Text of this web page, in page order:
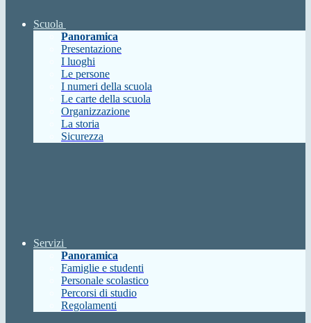
Scuola
Panoramica
Presentazione
I luoghi
Le persone
I numeri della scuola
Le carte della scuola
Organizzazione
La storia
Sicurezza
Servizi
Panoramica
Famiglie e studenti
Personale scolastico
Percorsi di studio
Regolamenti